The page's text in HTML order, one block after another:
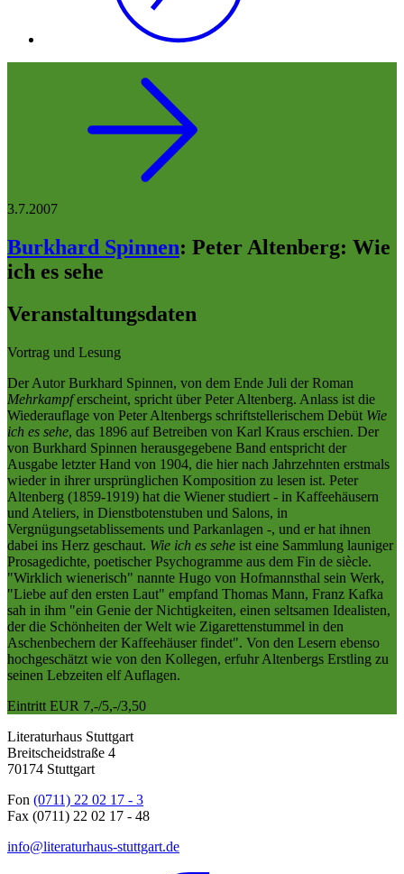
3.7.2007
Burkhard Spinnen: Peter Altenberg: Wie
ich es sehe
Veranstaltungsdaten
Vortrag und Lesung
Der Autor Burkhard Spinnen, von dem Ende Juli der Roman
Mehrkampferscheint, spricht über Peter Altenberg. Anlass ist die
Wiederauflage von Peter Altenbergs schriftstellerischem Debüt Wie
ich es sehe, das 1896 auf Betreiben von Karl Kraus erschien. Der
von Burkhard Spinnen herausgegebene Band entspricht der
Ausgabe letzter Hand von 1904, die hier nach Jahrzehnten erstmals
wieder in ihrer ursprünglichen Komposition zu lesen ist. Peter
Altenberg (1859-1919) hat die Wiener studiert - in Kaffeehäusern
und Ateliers, in Dienstbotenstuben und Salons, in
Vergnügungsetablissements und Parkanlagen -, und er hat ihnen
dabei ins Herz geschaut. Wie ich es sehe ist eine Sammlung launiger
Prosagedichte, poetischer Psychogramme aus dem Fin de siècle.
"Wirklich wienerisch" nannte Hugo von Hofmannsthal sein Werk,
"Liebe auf den ersten Laut" empfand Thomas Mann, Franz Kafka
sah in ihm "ein Genie der Nichtigkeiten, einen seltsamen Idealisten,
der die Schönheiten der Welt wie Zigarettenstummel in den
Aschenbechern der Kaffeehäuser findet". Von den Lesern ebenso
hochgeschätzt wie von den Kollegen, erfuhr Altenbergs Erstling zu
seinen Lebzeiten elf Auflagen.
Eintritt EUR 7,-/5,-/3,50
Literaturhaus Stuttgart
Breitscheidstraße 4
70174 Stuttgart
Fon (0711) 22 02 17 - 3
Fax (0711) 22 02 17 - 48
info@literaturhaus-stuttgart.de